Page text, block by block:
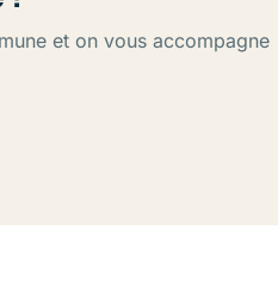
et on vous accompagne